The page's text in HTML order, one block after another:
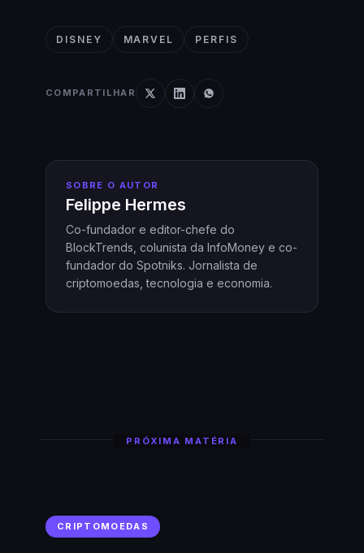
DISNEY MARVEL PERFIS
COMPARTILHAR
SOBRE O AUTOR
Felippe Hermes
Co-fundador e editor-chefe do
BlockTrends, colunista da InfoMoney e co-
fundador do Spotniks. Jornalista de
criptomoedas, tecnologia e economia.
PRÓXIMA MATÉRIA
CRIPTOMOEDAS